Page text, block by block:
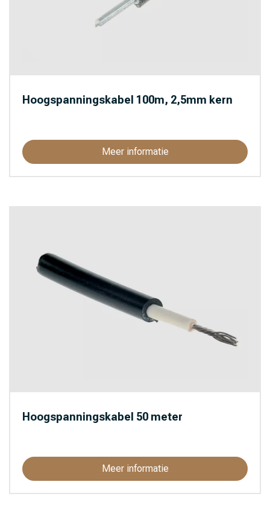
Hoogspanningskabel 100m, 2,5mm kern
Meer informatie
Hoogspanningskabel 50 meter
Meer informatie